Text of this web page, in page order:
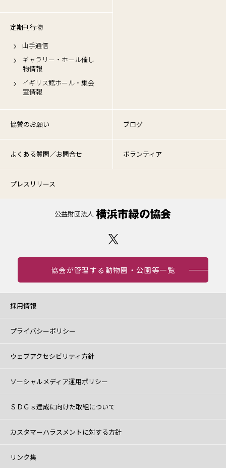
定期刊行物
山手通信
ギャラリー・ホール催し
物情報
イギリス館ホール・集会
室情報
協賛のお願い ブログ
よくある質問／お問合せ ボランティア
プレスリリース
協会が管理する動物園・公園等一覧
採用情報
プライバシーポリシー
ウェブアクセシビリティ方針
ソーシャルメディア運用ポリシー
ＳＤＧｓ達成に向けた取組について
カスタマーハラスメントに対する方針
リンク集